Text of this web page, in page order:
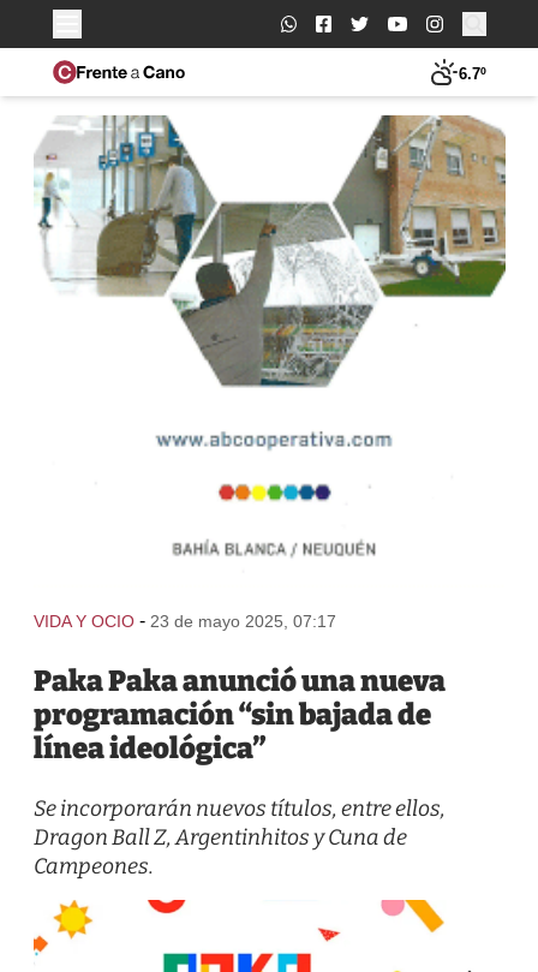
Buscar:
6.7º
VIDA Y OCIO - 23 de mayo 2025, 07:17
Paka Paka anunció una nueva
programación “sin bajada de
línea ideológica”
Se incorporarán nuevos títulos, entre ellos,
Dragon Ball Z, Argentinhitos y Cuna de
Campeones.